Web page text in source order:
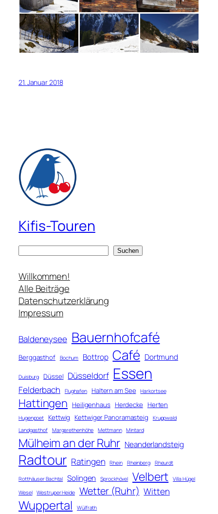
21. Januar 2018
Kifis-Touren
c
h
e
n
Suchen
Willkommen!
Alle Beiträge
Datenschutzerklärung
Impressum
Baldeneysee Bauernhofcafé
Berggasthof Bochum Bottrop Café Dortmund
Duisburg Düssel Düsseldorf Essen
Felderbach Flughafen Haltern am See Harkortsee
Hattingen Heiligenhaus Herdecke Herten
Hugenpoet Kettwig Kettwiger Panoramasteig
Kruppwald
Landgasthof
Margarethenhöhe Mettmann Mintard
Mülheim an der Ruhr Neanderlandsteig
Radtour Ratingen Rhein Rheinberg Rheurdt
Rotthäuser Bachtal Solingen Sprockhövel Velbert
Villa Hügel
Wesel
Westruper Heide Wetter (Ruhr) Witten
Wuppertal Wülfrath